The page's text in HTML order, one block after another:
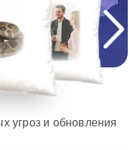
угроз и обновления